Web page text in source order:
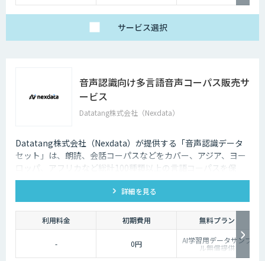
サービス選択
音声認識向け多言語音声コーパス販売サ
ービス
Datatang株式会社（Nexdata）
Datatang株式会社（Nexdata）が提供する「音声認識データ
セット」は、朗読、会話コーパスなどをカバー、アジア、ヨー
ロッパ、アフリカなど総計100種類以上の言語コーパスを保
有、様々な音声認識・合成タスクに対応可能です。
詳細を見る
利用料金 初期費用 無料プラン
- 0円 AI学習用データサンプ
ル無償提供